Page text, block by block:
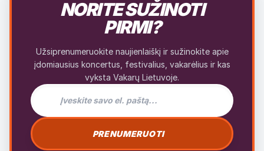
NORITE SUŽINOTI
PIRMI?
Užsiprenumeruokite naujienlaiškį ir sužinokite apie
įdomiausius koncertus, festivalius, vakarėlius ir kas
vyksta Vakarų Lietuvoje.
El. pašto adresas naujienlaiškiui
PRENUMERUOTI